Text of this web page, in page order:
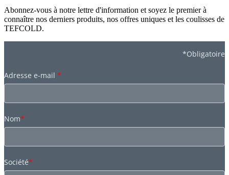
Abonnez-vous à notre lettre d'information et soyez le premier à
connaître nos derniers produits, nos offres uniques et les coulisses de
TEFCOLD.
*Obligatoire
Adresse e-mail *
Nom*
Société*